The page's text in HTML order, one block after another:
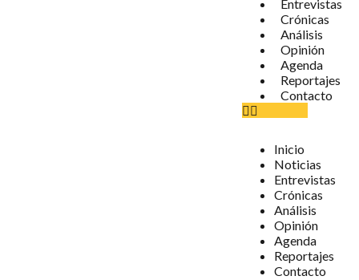
Entrevistas
Crónicas
Análisis
Opinión
Agenda
Reportajes
Contacto
Inicio
Noticias
Entrevistas
Crónicas
Análisis
Opinión
Agenda
Reportajes
Contacto